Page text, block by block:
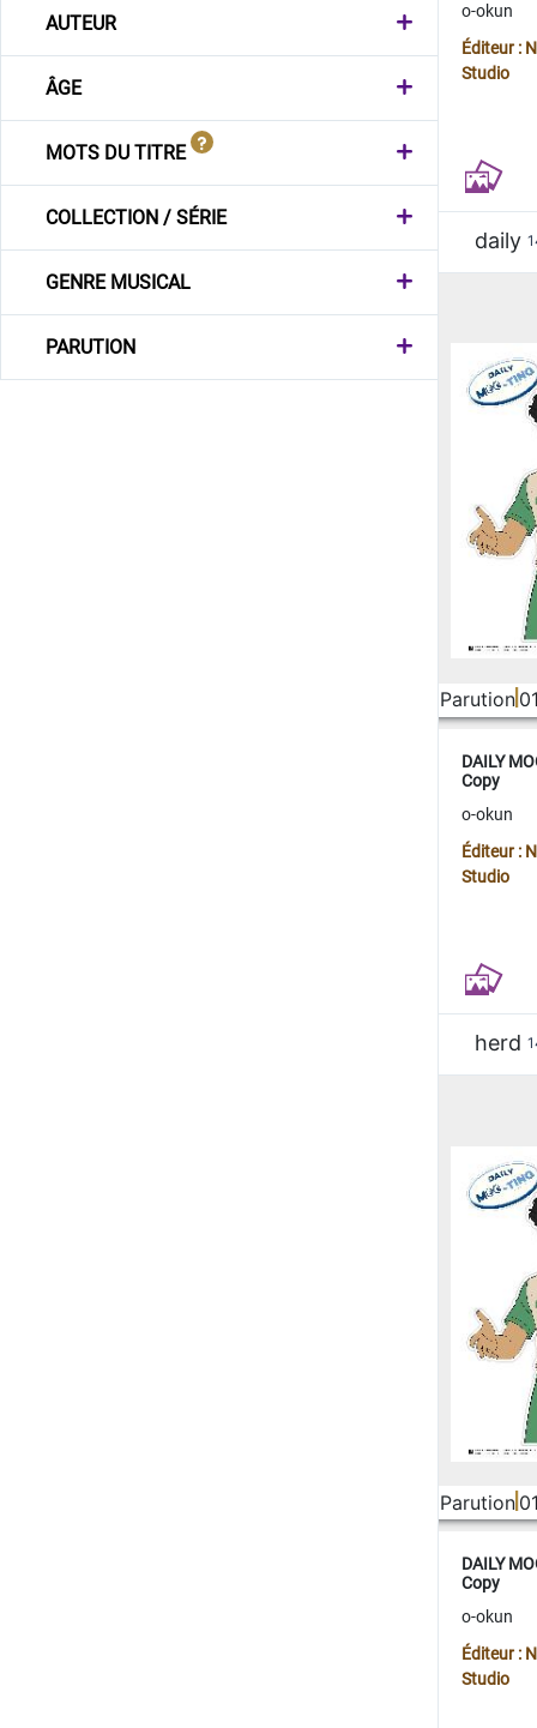
AUTEUR
ÂGE
MOTS DU TITRE
COLLECTION / SÉRIE
GENRE MUSICAL
PARUTION
o-okun
Éditeur :
Studio
daily
Parution
DAILY
Copy
o-okun
Éditeur :
Studio
herd
Parution
DAILY
Copy
o-okun
Éditeur :
Studio